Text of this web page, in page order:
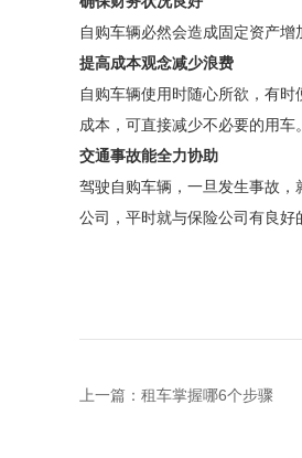
自购车辆必然会造成固定资产
提高成本观念减少浪费
自购车辆使用时随心所欲，有
成本，可直接减少不必要的用车
交通事故能全力协助
驾驶自购车辆，一旦发生事故
公司，平时就与保险公司有良好
上一篇： 租车掌握哪6个步骤